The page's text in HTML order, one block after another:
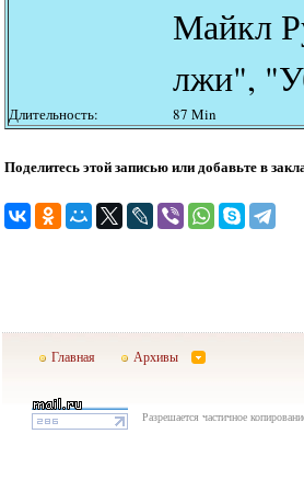
Майкл
лжи",
Длительность: 87 Min
Поделитесь этой записью или добавьте в
Главная Архивы
Разрешается частичное